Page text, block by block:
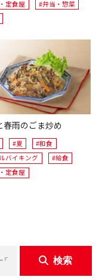
定食屋
#弁当・惣菜
春雨のごま炒め
#夏
#和食
バイキング
#給食
定食屋
検索